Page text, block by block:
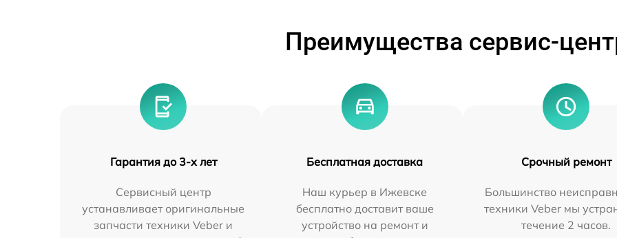
Преимущества сервис-
Гарантия до 3-х лет
Сервисный центр
устанавливает оригинальные
запчасти техники Veber и
Бесплатная доставка
Наш курьер в Ижевске
бесплатно доставит ваше
устройство на ремонт и
Срочный ремонт
Большинство
техники Veber мы
течение 2 часов.